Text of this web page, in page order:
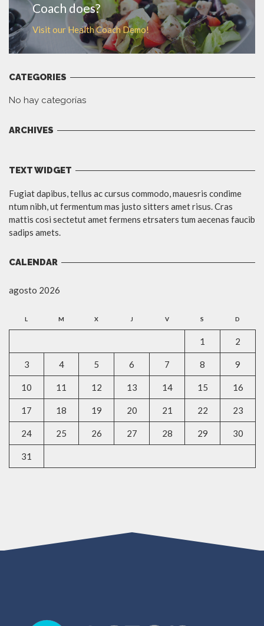
Coach does?
Visit our Health Coach Demo!
CATEGORIES
No hay categorías
ARCHIVES
TEXT WIDGET
Fugiat dapibus, tellus ac cursus commodo, mauesris condime
ntum nibh, ut fermentum mas justo sitters amet risus. Cras
mattis cosi sectetut amet fermens etrsaters tum aecenas faucib
sadips amets.
CALENDAR
agosto 2026
L M X J V S D
1 2
3 4 5 6 7 8 9
10 11 12 13 14 15 16
17 18 19 20 21 22 23
24 25 26 27 28 29 30
31